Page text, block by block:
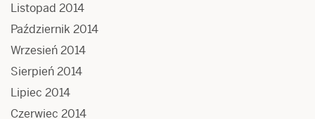
Listopad 2014
Październik 2014
Wrzesień 2014
Sierpień 2014
Lipiec 2014
Czerwiec 2014